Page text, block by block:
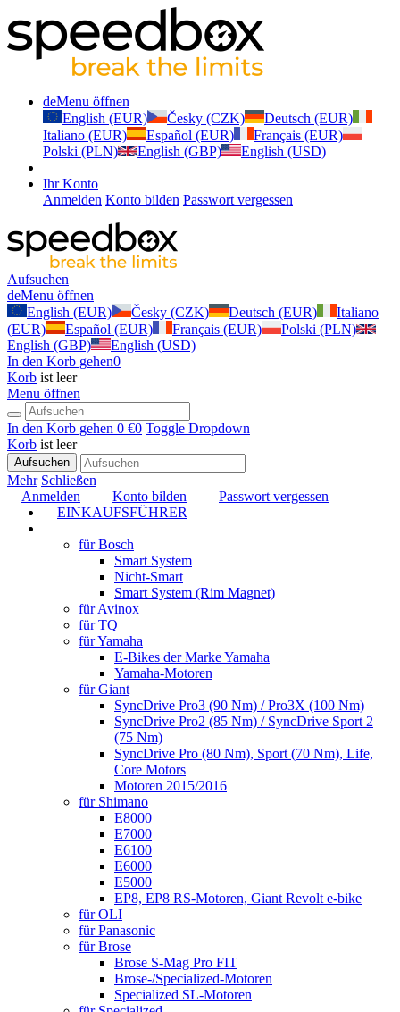
deMenu öffnen
English (EUR)
Česky (CZK)
Deutsch (EUR)
Italiano (EUR)
Español (EUR)
Français (EUR)
Polski (PLN)
English (GBP) English (USD)
Ihr Konto
Anmelden Konto bilden Passwort vergessen
Aufsuchen
deMenu öffnen
English (EUR)
Česky (CZK) Deutsch (EUR)
Italiano
(EUR)
Español (EUR) Français (EUR)
Polski (PLN)
English (GBP)
English (USD)
In den Korb gehen0
Korb ist leer
Menu öffnen
In den Korb gehen 0 €0 Toggle Dropdown
Korb ist leer
Aufsuchen
Mehr Schließen
Anmelden
Konto bilden
Passwort vergessen
EINKAUFSFÜHRER
für Bosch
Smart System
Nicht-Smart
Smart System (Rim Magnet)
für Avinox
für TQ
für Yamaha
E-Bikes der Marke Yamaha
Yamaha-Motoren
für Giant
SyncDrive Pro3 (90 Nm) / Pro3X (100 Nm)
SyncDrive Pro2 (85 Nm) / SyncDrive Sport 2
(75 Nm)
SyncDrive Pro (80 Nm), Sport (70 Nm), Life,
Core Motors
Motoren 2015/2016
für Shimano
E8000
E7000
E6100
E6000
E5000
EP8, EP8 RS-Motoren, Giant Revolt e-bike
für OLI
für Panasonic
für Brose
Brose S-Mag Pro FIT
Brose-/Specialized-Motoren
Specialized SL-Motoren